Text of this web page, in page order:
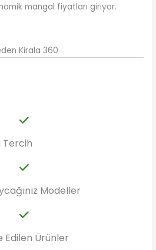
mangal fiyatları giriyor.
Kirala 360
Tercih
Modeller
Edilen Ürünler